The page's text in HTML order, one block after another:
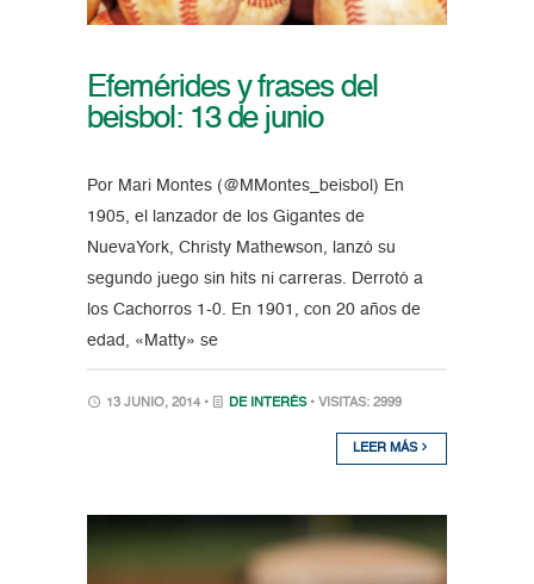
Efemérides y frases del
beisbol: 13 de junio
Por Mari Montes (@MMontes_beisbol) En
1905, el lanzador de los Gigantes de
NuevaYork, Christy Mathewson, lanzó su
segundo juego sin hits ni carreras. Derrotó a
los Cachorros 1-0. En 1901, con 20 años de
edad, «Matty» se
13 JUNIO, 2014 • DE INTERÉS • VISITAS: 2999
LEER MÁS